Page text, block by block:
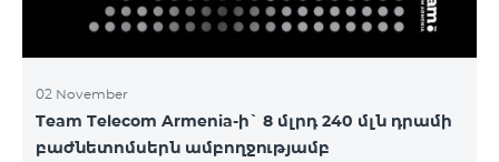
02 November
Team Telecom Armenia-ի` 8 մլրդ 240 մլն դրամի
բաժնետոմսերն ամբողջությամբ